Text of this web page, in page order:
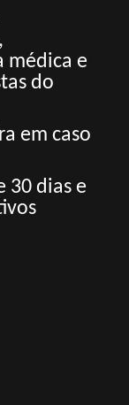
médica e
do
em caso
30 dias e